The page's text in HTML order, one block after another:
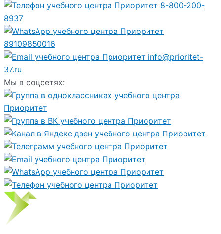
8-800-200-
8937
89109850016
info@prioritet-
37.ru
Мы в соцсетях: